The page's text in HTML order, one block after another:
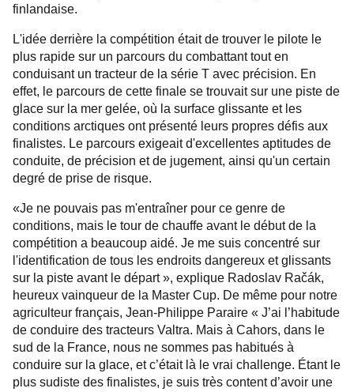
finlandaise.
L'idée derrière la compétition était de trouver le pilote le
plus rapide sur un parcours du combattant tout en
conduisant un tracteur de la série T avec précision. En
effet, le parcours de cette finale se trouvait sur une piste de
glace sur la mer gelée, où la surface glissante et les
conditions arctiques ont présenté leurs propres défis aux
finalistes. Le parcours exigeait d'excellentes aptitudes de
conduite, de précision et de jugement, ainsi qu'un certain
degré de prise de risque.
«Je ne pouvais pas m'entraîner pour ce genre de
conditions, mais le tour de chauffe avant le début de la
compétition a beaucoup aidé. Je me suis concentré sur
l'identification de tous les endroits dangereux et glissants
sur la piste avant le départ », explique Radoslav Račák,
heureux vainqueur de la Master Cup. De même pour notre
agriculteur français, Jean-Philippe Paraire « J’ai l’habitude
de conduire des tracteurs Valtra. Mais à Cahors, dans le
sud de la France, nous ne sommes pas habitués à
conduire sur la glace, et c’était là le vrai challenge. Étant le
plus sudiste des finalistes, je suis très content d’avoir une